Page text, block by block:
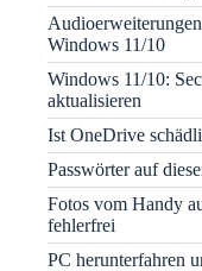
Windows 11/10
Windows 11/10:
aktualisieren
Ist OneDrive
Passwörter auf
Fotos vom Handy
fehlerfrei
PC herunterfahren